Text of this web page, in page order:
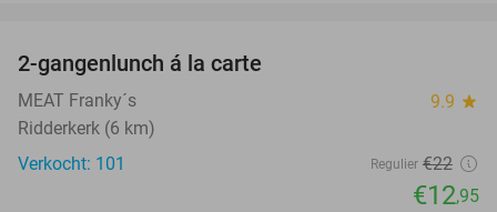
2-gangenlunch á la carte
MEAT Franky´s 9.9 star
Ridderkerk (6 km)
Verkocht: 101
Regulier €22
€12,95